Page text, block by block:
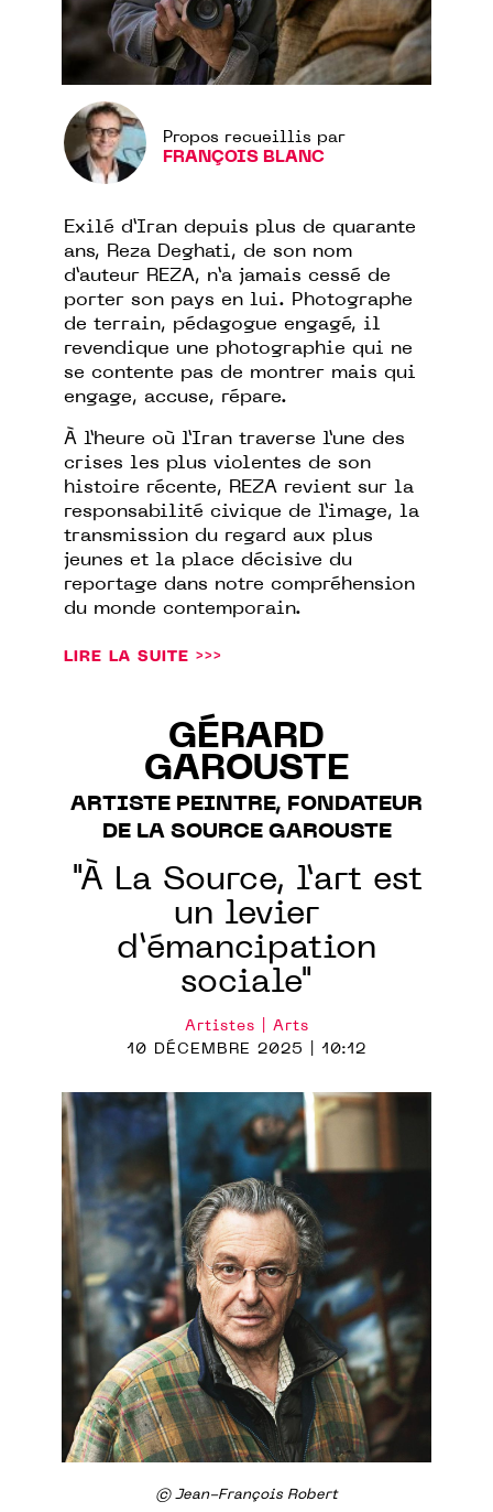
Propos recueillis par
FRANÇOIS BLANC
Exilé d’Iran depuis plus de quarante
ans, Reza Deghati, de son nom
d’auteur REZA, n’a jamais cessé de
porter son pays en lui. Photographe
de terrain, pédagogue engagé, il
revendique une photographie qui ne
se contente pas de montrer mais qui
engage, accuse, répare.
À l’heure où l’Iran traverse l’une des
crises les plus violentes de son
histoire récente, REZA revient sur la
responsabilité civique de l’image, la
transmission du regard aux plus
jeunes et la place décisive du
reportage dans notre compréhension
du monde contemporain.
LIRE LA SUITE >>>
GÉRARD
GAROUSTE
ARTISTE PEINTRE, FONDATEUR
DE LA SOURCE GAROUSTE
"À La Source, l’art est
un levier
d’émancipation
sociale"
Artistes | Arts
10 DÉCEMBRE 2025 | 10:12
© Jean-François Robert